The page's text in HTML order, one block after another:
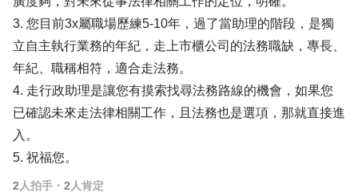
3. 您目前3x屬職場歷練5-10年，過了當助理的階段，是獨
立自主執行業務的年紀，走上市櫃公司的法務職缺，專長、
年紀、職稱相符，適合走法務。
4. 走行政助理是讓您有摸索找尋法務路線的機會，如果您
已確認未來走法律相關工作，且法務也是選項，那就直接進
入。
5. 祝福您。
2 人拍手 ・ 2 人肯定